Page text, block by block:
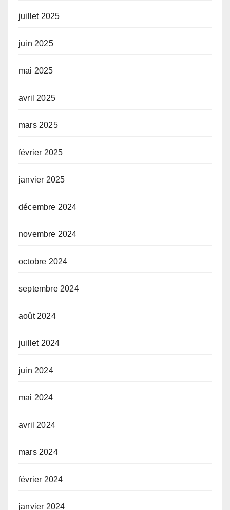
juillet 2025
juin 2025
mai 2025
avril 2025
mars 2025
février 2025
janvier 2025
décembre 2024
novembre 2024
octobre 2024
septembre 2024
août 2024
juillet 2024
juin 2024
mai 2024
avril 2024
mars 2024
février 2024
janvier 2024